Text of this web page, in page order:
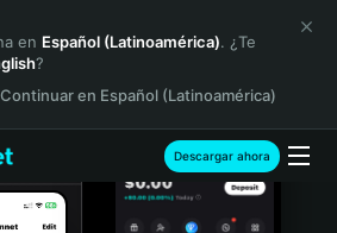
en Español (Latinoamérica). ¿Te
?
Continuar en Español (Latinoamérica)
Descargar ahora